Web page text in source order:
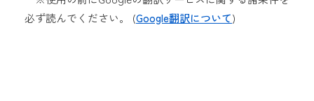
必ず読んでください。 (Google翻訳について)